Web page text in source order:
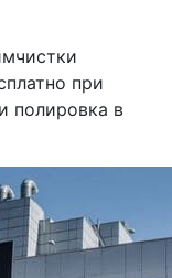
при
полировка в